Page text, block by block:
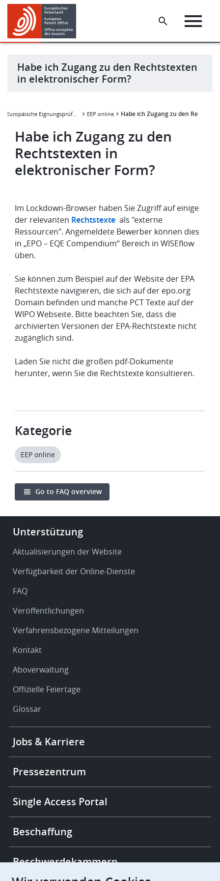
Skip
main
content
Skip
footer
Habe ich Zugang zu den Rechtstexten
in elektronischer Form?
Europäische Eignungsprüfung EEP online Habe ich Zugang zu den
Habe ich Zugang zu den
Rechtstexten in
elektronischer Form?
Im Lockdown-Browser haben Sie Zugriff auf einige
der relevanten Rechtstexte als "externe
Ressourcen". Angemeldete Bewerber können dies
in „EPO – EQE Compendium“ Bereich in WISEflow
üben.
Sie können zum Beispiel auf der Website der EPA
Rechtstexte navigieren, die sich auf der epo.org
Domain befinden und manche PCT Texte auf der
WIPO Webseite. Bitte beachten Sie, dass die
archivierten Versionen der EPA-Rechtstexte nicht
zugänglich sind.
Laden Sie nicht die großen pdf-Dokumente
herunter, wenn Sie die Rechtstexte konsultieren.
Kategorie
EEP online
Go to FAQ overview
Footer
Service
support
Unterstützung
Aktualisierungen der Website
Verfügbarkeit der Online-Dienste
FAQ
Veröffentlichungen
Verfahrensbezogene Mitteilungen
Kontakt
Aboverwaltung
Offizielle Feiertage
Glossar
More
links
Jobs & Karriere
Pressezentrum
Single Access Portal
Beschaffung
Beschwerdekammern